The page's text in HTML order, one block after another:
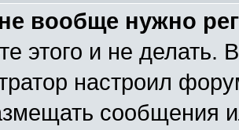
вообще нужно
этого и не делать.
настроил
сообщения